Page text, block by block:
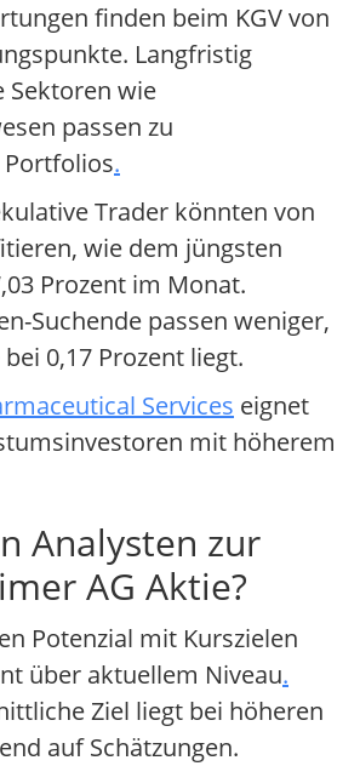
finden beim KGV von
Langfristig
Sektoren wie
passen zu
.
Trader könnten von
wie dem jüngsten
Prozent im Monat.
Suchende passen weniger,
0,17 Prozent liegt.
Services eignet
mit höherem
Analysten zur
AG Aktie?
Potenzial mit Kurszielen
über aktuellem Niveau.
Ziel liegt bei höheren
auf Schätzungen.